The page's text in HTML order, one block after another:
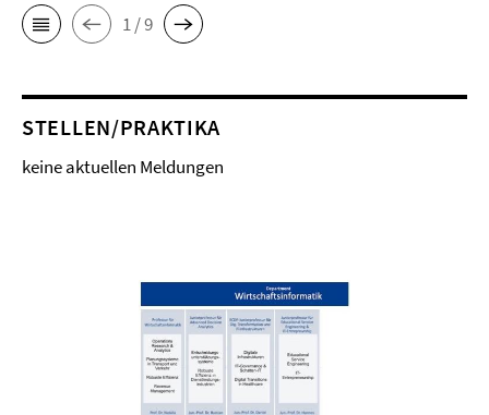
1 / 9
STELLEN/PRAKTIKA
keine aktuellen Meldungen